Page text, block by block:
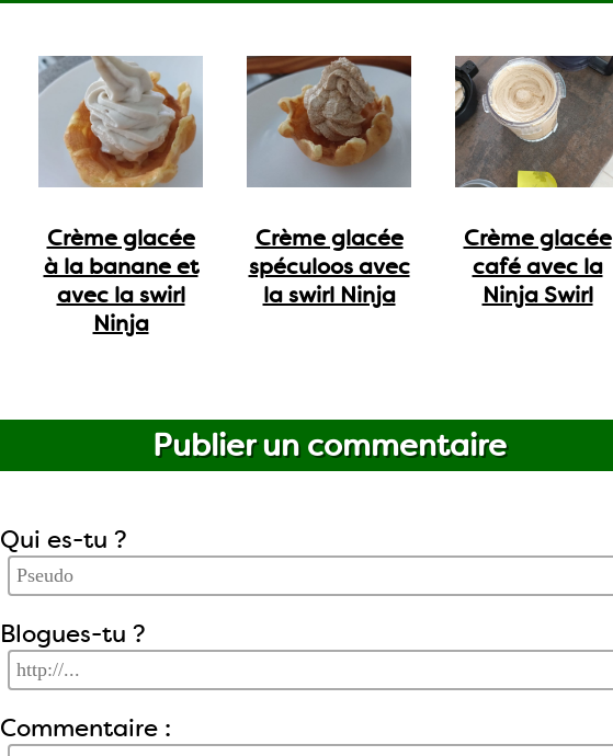
Crème glacée
à la banane et
avec la swirl
Ninja
Crème glacée
spéculoos avec
la swirl Ninja
Crème glacée
café avec la
Ninja Swirl
Publier un commentaire
Qui es-tu ?
Blogues-tu ?
Commentaire :